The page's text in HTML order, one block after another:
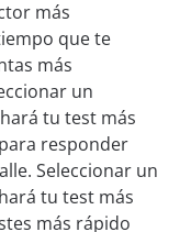
más
que te
más
un
tu test más
responder
Seleccionar un
tu test más
más rápido